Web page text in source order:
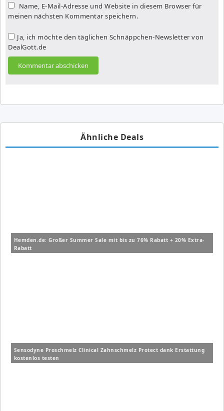
Name, E-Mail-Adresse und Website in diesem Browser für
meinen nächsten Kommentar speichern.
Ja, ich möchte den täglichen Schnäppchen-Newsletter von
DealGott.de
Ähnliche Deals
Hemden.de: Großer Summer Sale mit bis zu 76% Rabatt + 20% Extra-
Rabatt
Sensodyne Proschmelz Clinical Zahnschmelz Protect dank Erstattung
kostenlos testen